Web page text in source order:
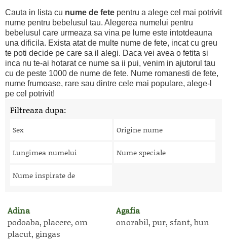
Cauta in lista cu nume de fete pentru a alege cel mai potrivit
nume pentru bebelusul tau. Alegerea numelui pentru
bebelusul care urmeaza sa vina pe lume este intotdeauna
una dificila. Exista atat de multe nume de fete, incat cu greu
te poti decide pe care sa il alegi. Daca vei avea o fetita si
inca nu te-ai hotarat ce nume sa ii pui, venim in ajutorul tau
cu de peste 1000 de nume de fete. Nume romanesti de fete,
nume frumoase, rare sau dintre cele mai populare, alege-l
pe cel potrivit!
Filtreaza dupa:
Sex Origine nume
Lungimea numelui Nume speciale
Nume inspirate de
Adina
podoaba, placere, om
placut, gingas
Agafia
onorabil, pur, sfant, bun